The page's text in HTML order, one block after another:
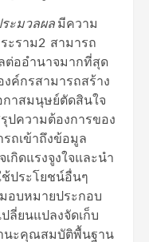
ะมวลผล มีความ
ะราม2 สามารถ
ต่ออำนาจมากที่สุด
ค์กรสามารถสร้าง
าสมนุษย์ตัดสินใจ
ปความต้องการของ
ถเข้าถึงข้อมูล
กิดแรงจูงใจและนำ
ช้ประโยชน์อื่นๆ
อบหมายประกอบ
ลี่ยนแปลงจัดเก็บ
นะคุณสมบัติพื้นฐาน